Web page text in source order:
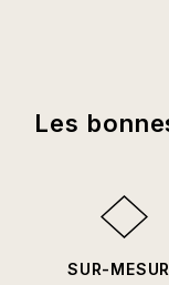
Les
SUR-